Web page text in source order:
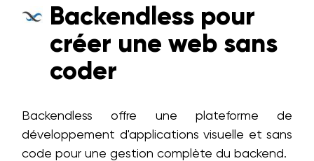
Backendless pour
créer une web sans
coder
Backendless offre une plateforme de
développement d'applications visuelle et sans
code pour une gestion complète du backend.